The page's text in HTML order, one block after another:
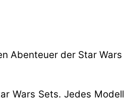
der Star
Wars Sets. Jedes